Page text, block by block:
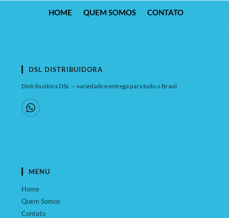
HOME QUEM SOMOS CONTATO
DSL DISTRIBUIDORA
Distribuidora DSL — variedade e entrega para todo o Brasil.
MENU
Home
Quem Somos
Contato